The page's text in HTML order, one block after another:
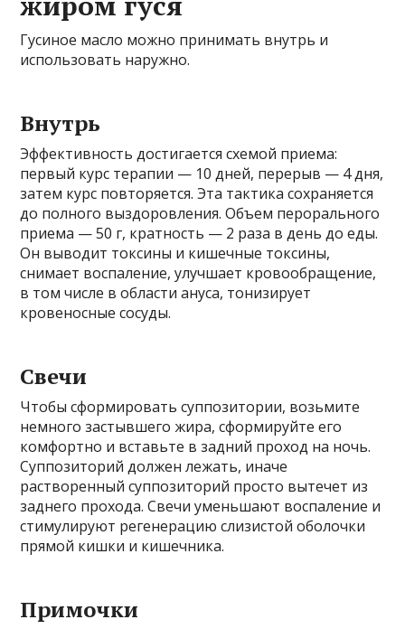
Гусиное масло можно принимать внутрь и
использовать наружно.
Внутрь
Эффективность достигается схемой приема:
первый курс терапии — 10 дней, перерыв — 4 дня,
затем курс повторяется. Эта тактика сохраняется
до полного выздоровления. Объем перорального
приема — 50 г, кратность — 2 раза в день до еды.
Он выводит токсины и кишечные токсины,
снимает воспаление, улучшает кровообращение,
в том числе в области ануса, тонизирует
кровеносные сосуды.
Свечи
Чтобы сформировать суппозитории, возьмите
немного застывшего жира, сформируйте его
комфортно и вставьте в задний проход на ночь.
Суппозиторий должен лежать, иначе
растворенный суппозиторий просто вытечет из
заднего прохода. Свечи уменьшают воспаление и
стимулируют регенерацию слизистой оболочки
прямой кишки и кишечника.
Примочки